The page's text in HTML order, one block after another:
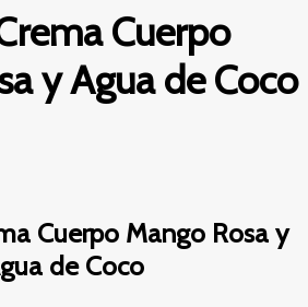
Cuerpo
y Agua de Coco
Cuerpo Mango Rosa y
de Coco